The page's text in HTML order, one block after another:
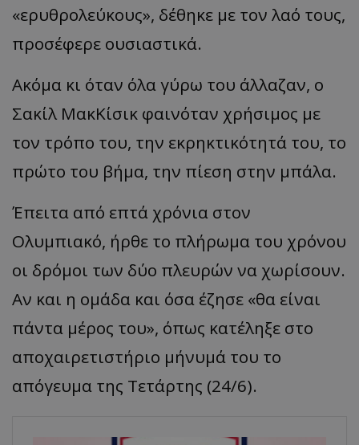
«ερυθρολεύκους», δέθηκε με τον λαό τους,
προσέφερε ουσιαστικά.
Ακόμα κι όταν όλα γύρω του άλλαζαν, ο
Σακίλ ΜακΚίσικ φαινόταν χρήσιμος με
τον τρόπο του, την εκρηκτικότητά του, το
πρώτο του βήμα, την πίεση στην μπάλα.
Έπειτα από επτά χρόνια στον
Ολυμπιακό, ήρθε το πλήρωμα του χρόνου
οι δρόμοι των δύο πλευρών να χωρίσουν.
Αν και η ομάδα και όσα έζησε «θα είναι
πάντα μέρος του», όπως κατέληξε στο
αποχαιρετιστήριο μήνυμά του το
απόγευμα της Τετάρτης (24/6).